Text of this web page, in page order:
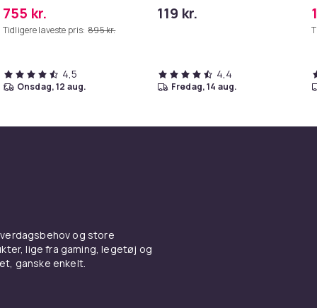
80 x 58 cm
755 kr.
Tidligere laveste pris: 895 kr.
4,5
onsdag, 12 aug.
119 kr.
4,4
fredag, 14 aug.
og store
lige fra gaming, legetøj og
ganske enkelt.